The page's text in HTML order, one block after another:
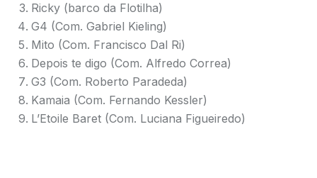
Ricky (barco da Flotilha)
G4 (Com. Gabriel Kieling)
Mito (Com. Francisco Dal Ri)
Depois te digo (Com. Alfredo Correa)
G3 (Com. Roberto Paradeda)
Kamaia (Com. Fernando Kessler)
L’Etoile Baret (Com. Luciana Figueiredo)